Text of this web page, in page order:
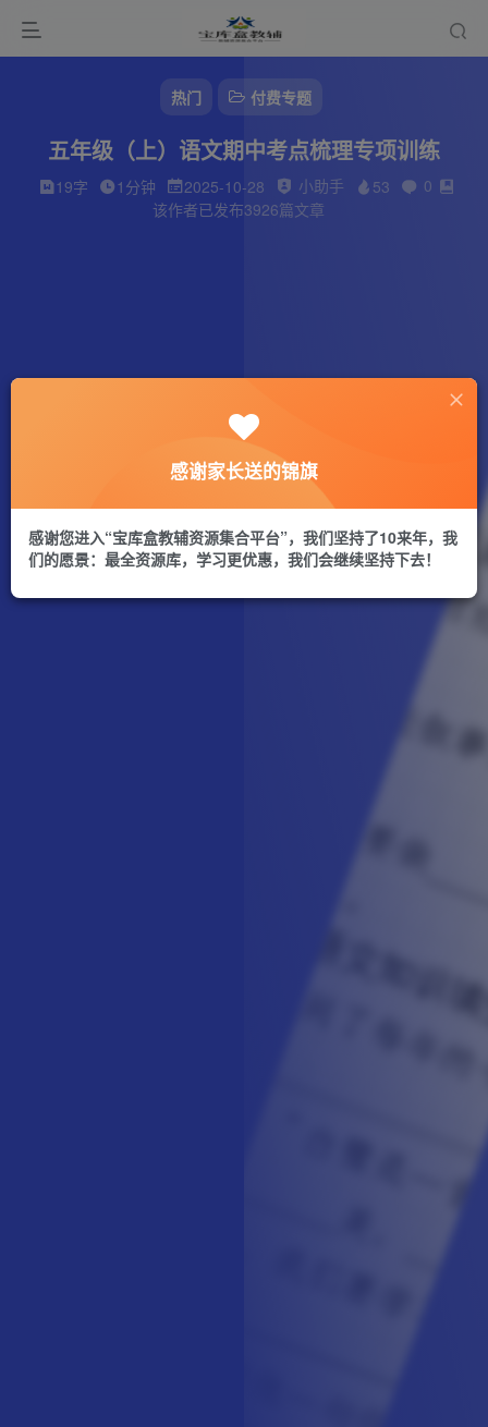
热门 付费专题
五年级（上）语文期中考点梳理专项训练
19字 1分钟 2025-10-28 小助手 53
0
该作者已发布3926篇文章
感谢家长送的锦旗
感谢您进入“宝库盒教辅资源集合平台”，我们坚持了10来年，我
们的愿景：最全资源库，学习更优惠，我们会继续坚持下去！